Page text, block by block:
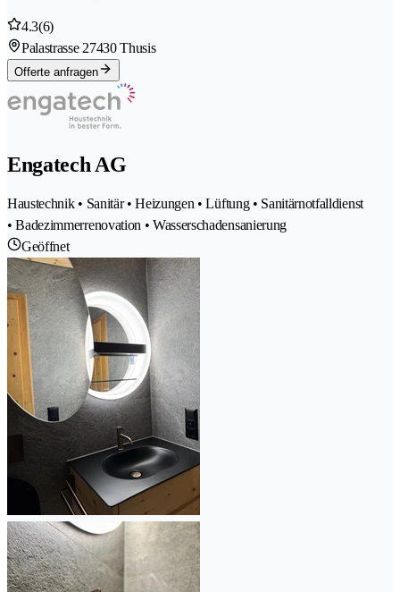
4.3(6)
Palastrasse 27430 Thusis
Offerte anfragen
Engatech AG
Haustechnik • Sanitär • Heizungen • Lüftung • Sanitärnotfalldienst
• Badezimmerrenovation • Wasserschadensanierung
Geöffnet